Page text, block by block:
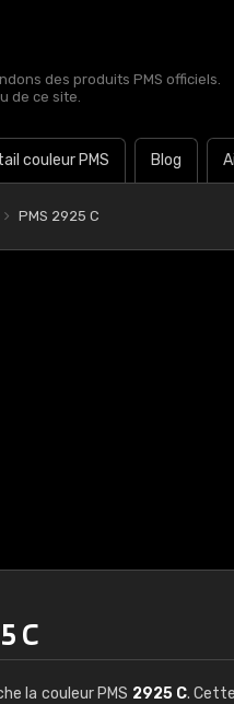
des produits PMS officiels.
de ce site.
couleur PMS Blog
PMS 2925 C
C
la couleur PMS 2925 C.